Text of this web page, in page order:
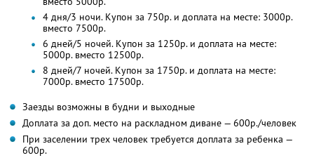
4 дня/3 ночи. Купон за 750р. и доплата на месте: 3000р.
вместо 7500р.
6 дней/5 ночей. Купон за 1250р. и доплата на месте:
5000р. вместо 12500р.
8 дней/7 ночей. Купон за 1750р. и доплата на месте:
7000р. вместо 17500р.
Заезды возможны в будни и выходные
Доплата за доп. место на раскладном диване — 600р./человек
При заселении трех человек требуется доплата за ребенка —
600р.